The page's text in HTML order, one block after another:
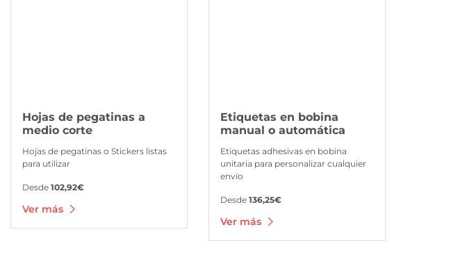
Hojas de pegatinas a
medio corte
Hojas de pegatinas o Stickers listas
para utilizar
Desde 102,92€
Ver más
Etiquetas en bobina
manual o automática
Etiquetas adhesivas en bobina
unitaria para personalizar cualquier
envío
Desde 136,25€
Ver más